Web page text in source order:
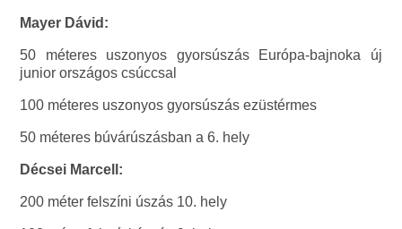
Mayer Dávid:
50 méteres uszonyos gyorsúszás Európa-bajnoka új
junior országos csúccsal
100 méteres uszonyos gyorsúszás ezüstérmes
50 méteres búvárúszásban a 6. hely
Décsei Marcell:
200 méter felszíni úszás 10. hely